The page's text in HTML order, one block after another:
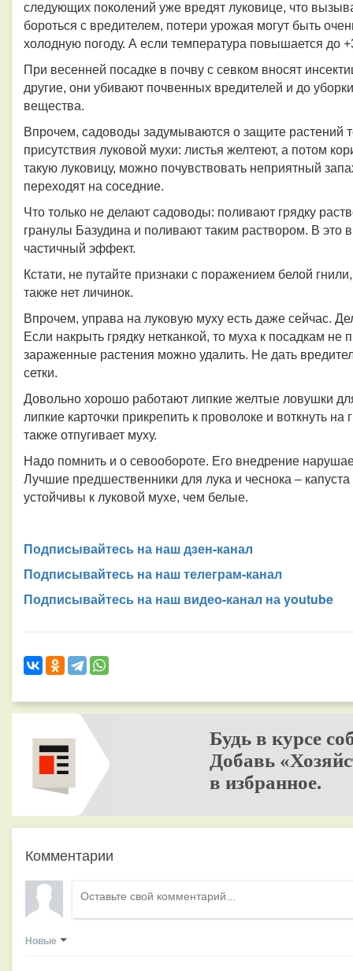
следующих поколений уже вредят луковице, что
бороться с вредителем, потери урожая могут быть
холодную погоду. А если температура повышается до
При весенней посадке в почву с севком вносят
другие, они убивают почвенных вредителей и до
вещества.
Впрочем, садоводы задумываются о защите растений
присутствия луковой мухи: листья желтеют, а потом
такую луковицу, можно почувствовать неприятный
переходят на соседние.
Что только не делают садоводы: поливают грядку
гранулы Базудина и поливают таким раствором. В
частичный эффект.
Кстати, не путайте признаки с поражением белой
также нет личинок.
Впрочем, управа на луковую муху есть даже сейчас.
Если накрыть грядку нетканкой, то муха к посадкам не
зараженные растения можно удалить. Не дать
сетки.
Довольно хорошо работают липкие желтые ловушки
липкие карточки прикрепить к проволоке и воткнуть
также отпугивает муху.
Надо помнить и о севообороте. Его внедрение
Лучшие предшественники для лука и чеснока –
устойчивы к луковой мухе, чем белые.
Подписывайтесь на наш дзен-канал
Подписывайтесь на наш телеграм-канал
Подписывайтесь на наш видео-канал на youtube
Будь в курсе
Добавь
в избранное.
Комментарии
Новые